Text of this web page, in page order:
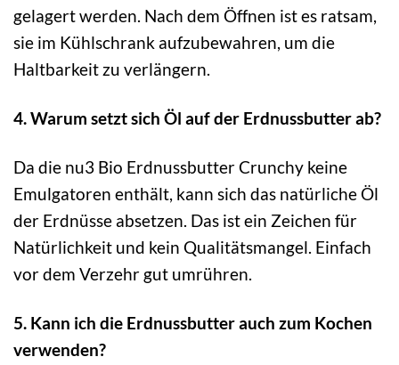
gelagert werden. Nach dem Öffnen ist es ratsam,
sie im Kühlschrank aufzubewahren, um die
Haltbarkeit zu verlängern.
4. Warum setzt sich Öl auf der Erdnussbutter ab?
Da die nu3 Bio Erdnussbutter Crunchy keine
Emulgatoren enthält, kann sich das natürliche Öl
der Erdnüsse absetzen. Das ist ein Zeichen für
Natürlichkeit und kein Qualitätsmangel. Einfach
vor dem Verzehr gut umrühren.
5. Kann ich die Erdnussbutter auch zum Kochen
verwenden?